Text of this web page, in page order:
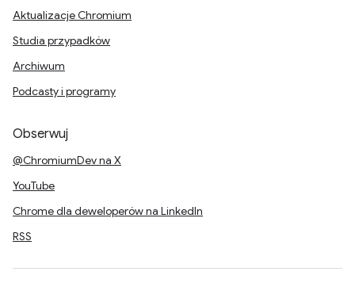
Aktualizacje Chromium
Studia przypadków
Archiwum
Podcasty i programy
Obserwuj
@ChromiumDev na X
YouTube
Chrome dla deweloperów na LinkedIn
RSS